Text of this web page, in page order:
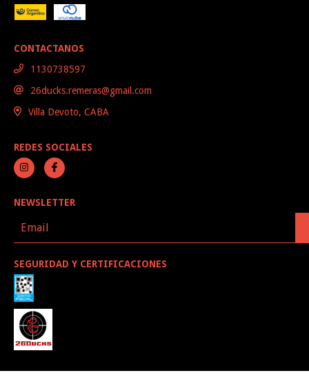
CONTACTANOS
1130738597
26ducks.remeras@gmail.com
Villa Devoto, CABA
REDES SOCIALES
NEWSLETTER
SEGURIDAD Y CERTIFICACIONES